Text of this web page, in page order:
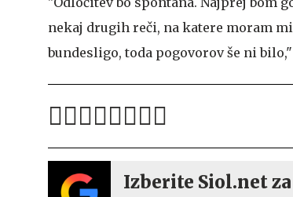
nekaj drugih reči, na katere moram
bundesligo, toda pogovorov še ni
Izberite Siol.net